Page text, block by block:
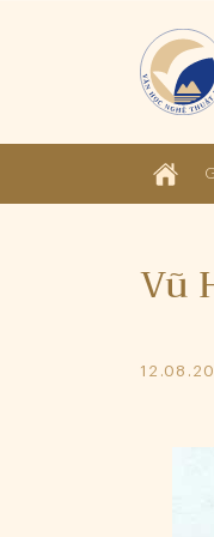
Vũ